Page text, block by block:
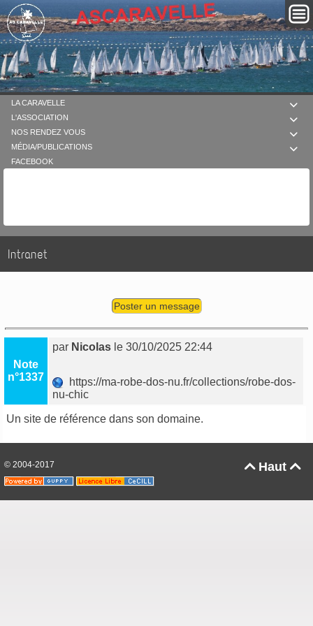

LA CARAVELLE

L'ASSOCIATION

NOS RENDEZ VOUS

MÉDIA/PUBLICATIONS
FACEBOOK
Intranet
Poster un message
Note
n°1337
par Nicolas le 30/10/2025 22:44
https://ma-robe-dos-nu.fr/collections/robe-dos-
nu-chic
Un site de référence dans son domaine.
Haut 
© 2004-2017